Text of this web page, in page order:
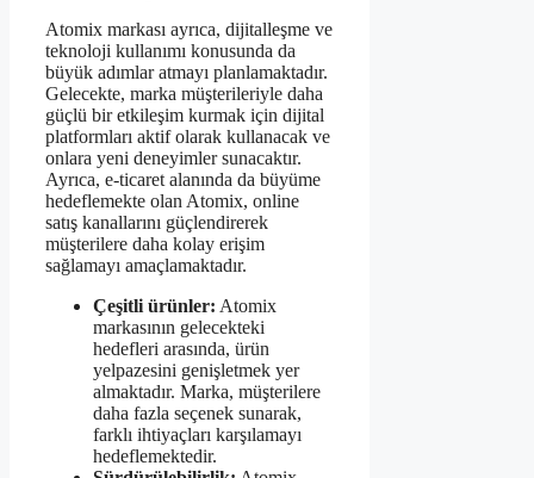
Atomix markası ayrıca, dijitalleşme ve
teknoloji kullanımı konusunda da
büyük adımlar atmayı planlamaktadır.
Gelecekte, marka müşterileriyle daha
güçlü bir etkileşim kurmak için dijital
platformları aktif olarak kullanacak ve
onlara yeni deneyimler sunacaktır.
Ayrıca, e-ticaret alanında da büyüme
hedeflemekte olan Atomix, online
satış kanallarını güçlendirerek
müşterilere daha kolay erişim
sağlamayı amaçlamaktadır.
Çeşitli ürünler: Atomix
markasının gelecekteki
hedefleri arasında, ürün
yelpazesini genişletmek yer
almaktadır. Marka, müşterilere
daha fazla seçenek sunarak,
farklı ihtiyaçları karşılamayı
hedeflemektedir.